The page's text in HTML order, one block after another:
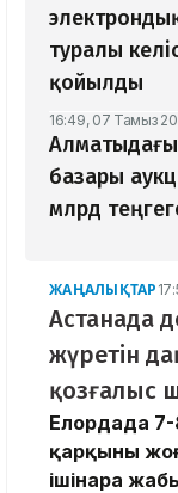
туралы
қойылды
16:49, 07 Тамыз
базары
млрд
ЖАҢАЛЫҚТАР
Астанада
жүретін
қозғалыс
Елордада 7-
қарқыны
ішінара